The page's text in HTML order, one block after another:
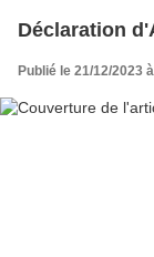
Déclaration
Publié le 21/12/2023